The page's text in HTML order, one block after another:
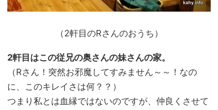
（2軒目のRさんのおうち）
2軒目はこの従兄の奥さんの妹さんの家。
（Rさん！突然お邪魔してすみません～～！なの
に、このキレイさは何？？）
つまり私とは血縁ではないのですが、仲良くさせて